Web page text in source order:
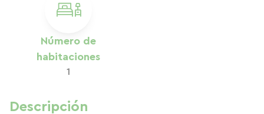
Número de
habitaciones
1
Descripción